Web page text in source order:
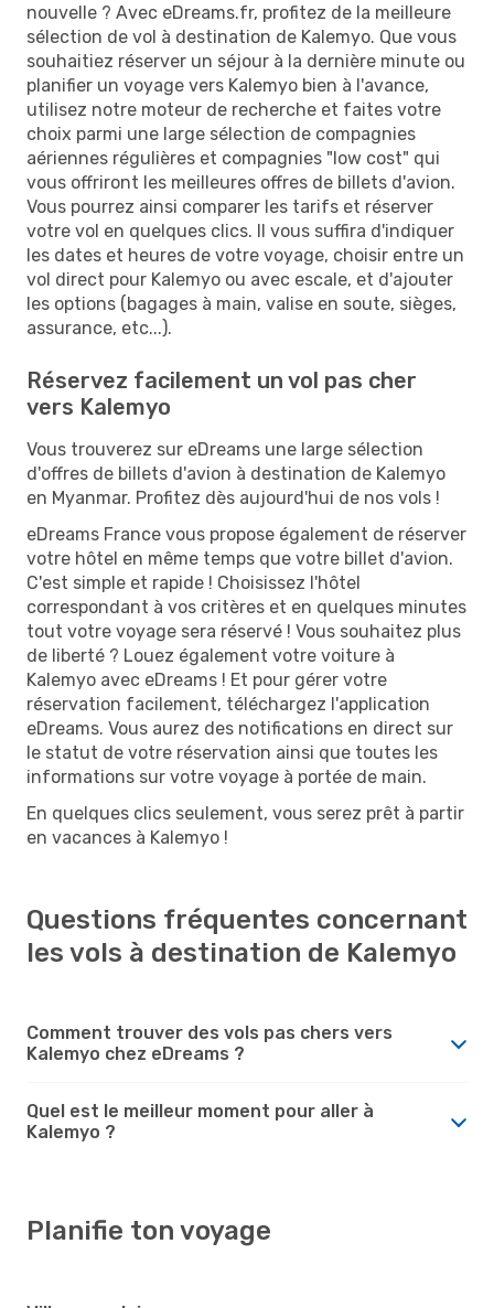
nouvelle ? Avec eDreams.fr, profitez de la meilleure
sélection de vol à destination de Kalemyo. Que vous
souhaitiez réserver un séjour à la dernière minute ou
planifier un voyage vers Kalemyo bien à l'avance,
utilisez notre moteur de recherche et faites votre
choix parmi une large sélection de compagnies
aériennes régulières et compagnies "low cost" qui
vous offriront les meilleures offres de billets d'avion.
Vous pourrez ainsi comparer les tarifs et réserver
votre vol en quelques clics. Il vous suffira d'indiquer
les dates et heures de votre voyage, choisir entre un
vol direct pour Kalemyo ou avec escale, et d'ajouter
les options (bagages à main, valise en soute, sièges,
assurance, etc...).
Réservez facilement un vol pas cher
vers Kalemyo
Vous trouverez sur eDreams une large sélection
d'offres de billets d'avion à destination de Kalemyo
en Myanmar. Profitez dès aujourd'hui de nos vols !
eDreams France vous propose également de réserver
votre hôtel en même temps que votre billet d'avion.
C'est simple et rapide ! Choisissez l'hôtel
correspondant à vos critères et en quelques minutes
tout votre voyage sera réservé ! Vous souhaitez plus
de liberté ? Louez également votre voiture à
Kalemyo avec eDreams ! Et pour gérer votre
réservation facilement, téléchargez l'application
eDreams. Vous aurez des notifications en direct sur
le statut de votre réservation ainsi que toutes les
informations sur votre voyage à portée de main.
En quelques clics seulement, vous serez prêt à partir
en vacances à Kalemyo !
Questions fréquentes concernant
les vols à destination de Kalemyo
Comment trouver des vols pas chers vers
Kalemyo chez eDreams ?
Quel est le meilleur moment pour aller à
Kalemyo ?
Planifie ton voyage